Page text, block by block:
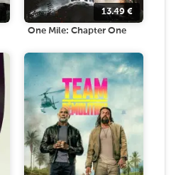
13.49 €
One Mile: Chapter One